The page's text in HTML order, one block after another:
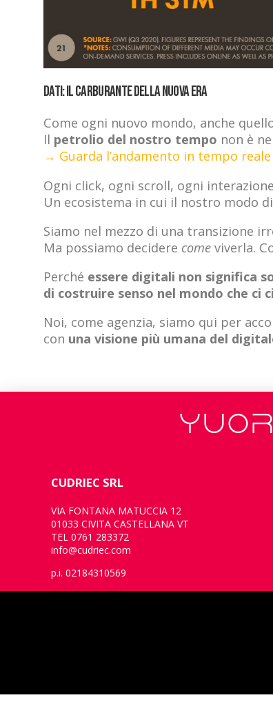
Dati: il carburante della nuova era
Come ogni nuovo mondo, anche
Il petrolio del nostro tempo non è
→ Guarda l’andamento in tempo reale
Ogni click, ogni scroll, ogni
Un ecosistema in cui il nostro modo
Siamo nel mezzo di una transizione
Ma possiamo decidere comeviverla.
Perché essere digitali non significa
di costruire senso nel mondo che ci
Noi, come agenzia, siamo qui per
con una visione più umana del
CUDRIEC SRL
VIA FONTANA MATUCCIA 12
01033 CIVITA CASTELLANA VT
TEL 0761 283372
info@cudriec.com
p.i. 02184310569